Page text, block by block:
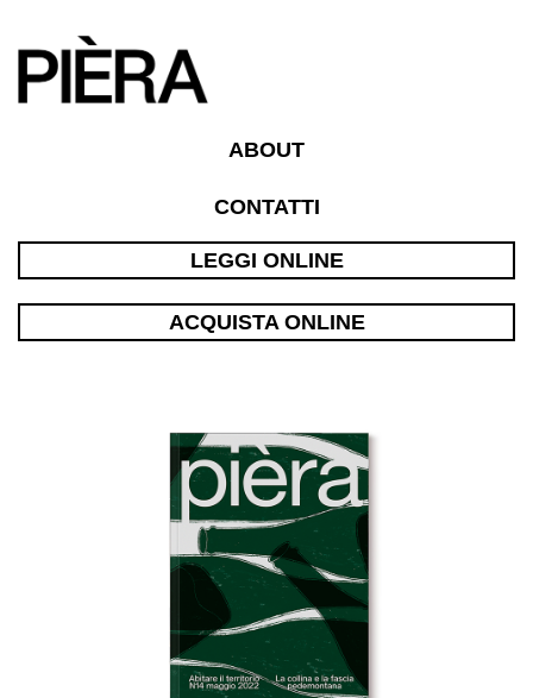
ABOUT
CONTATTI
LEGGI ONLINE
ACQUISTA ONLINE